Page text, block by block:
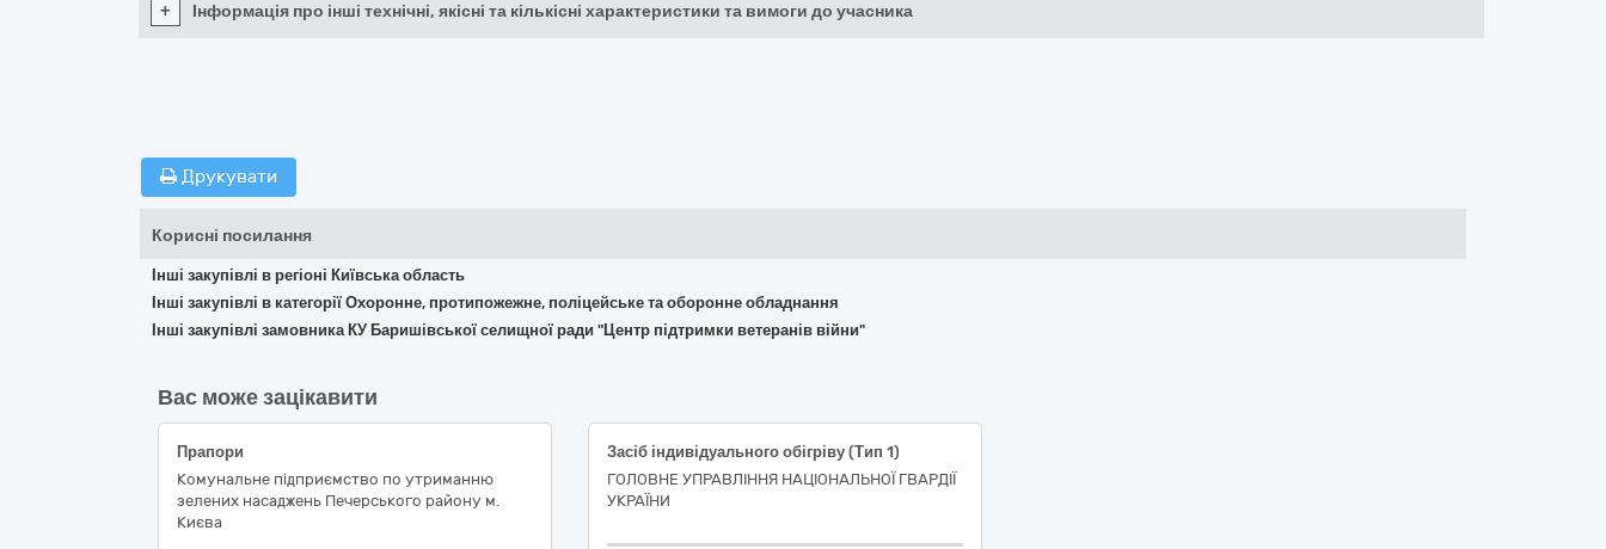
+ Інформація про інші технічні, якісні та кількісні характеристики та вимоги до учасника
Друкувати
Корисні посилання
Інші закупівлі в регіоні Київська область
Інші закупівлі в категорії Охоронне, протипожежне, поліцейське та оборонне обладнання
Інші закупівлі замовника КУ Баришівської селищної ради "Центр підтримки ветеранів війни"
Вас може зацікавити
Прапори
Комунальне підприємство по утриманню
зелених насаджень Печерського району м.
Києва
Засіб індивідуального обігріву (Тип 1)
ГОЛОВНЕ УПРАВЛІННЯ НАЦІОНАЛЬНОЇ ГВАРДІЇ
УКРАЇНИ